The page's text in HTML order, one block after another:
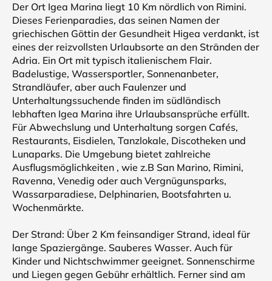
Der Ort Igea Marina liegt 10 Km nördlich von Rimini.
Dieses Ferienparadies, das seinen Namen der
griechischen Göttin der Gesundheit Higea verdankt, ist
eines der reizvollsten Urlaubsorte an den Stränden der
Adria. Ein Ort mit typisch italienischem Flair.
Badelustige, Wassersportler, Sonnenanbeter,
Strandläufer, aber auch Faulenzer und
Unterhaltungssuchende finden im südländisch
lebhaften Igea Marina ihre Urlaubsansprüche erfüllt.
Für Abwechslung und Unterhaltung sorgen Cafés,
Restaurants, Eisdielen, Tanzlokale, Discotheken und
Lunaparks. Die Umgebung bietet zahlreiche
Ausflugsmöglichkeiten , wie z.B San Marino, Rimini,
Ravenna, Venedig oder auch Vergnügunsparks,
Wassarparadiese, Delphinarien, Bootsfahrten u.
Wochenmärkte.
Der Strand: Über 2 Km feinsandiger Strand, ideal für
lange Spaziergänge. Sauberes Wasser. Auch für
Kinder und Nichtschwimmer geeignet. Sonnenschirme
und Liegen gegen Gebühr erhältlich. Ferner sind am